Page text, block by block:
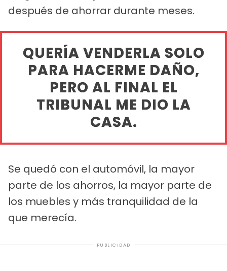
después de ahorrar durante meses.
QUERÍA VENDERLA SOLO
PARA HACERME DAÑO,
PERO AL FINAL EL
TRIBUNAL ME DIO LA
CASA.
Se quedó con el automóvil, la mayor
parte de los ahorros, la mayor parte de
los muebles y más tranquilidad de la
que merecía.
PUBLICIDAD